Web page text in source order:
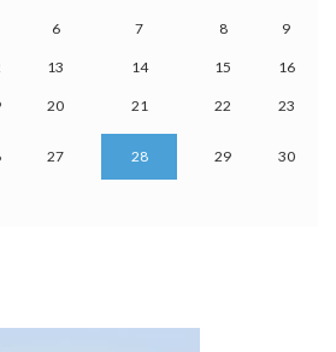
6 7 8 9
13 14 15 16
20 21 22 23
27 28 29 30